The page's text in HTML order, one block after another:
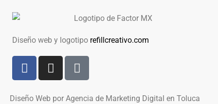
Diseño web y logotipo refillcreativo.com
Diseño Web por Agencia de Marketing Digital en Toluca